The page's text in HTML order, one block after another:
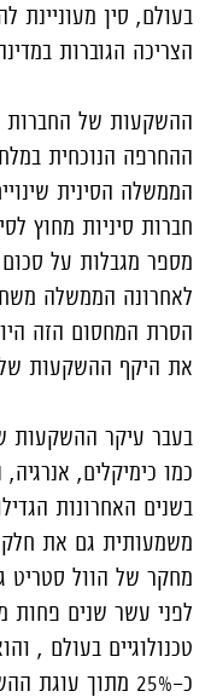
בעולם, סין מעוניינת
הצריכה הגוברות
ההשקעות של החברות
הממשלה הסינית
חברות סיניות מחוץ
מספר מגבלות על
לאחרונה הממשלה
הסרת המחסום הזה
את היקף ההשקעות של
בעבר עיקר ההשקעות
כמו כימיקלים,
בשנים האחרונות
משמעותית גם את
מחקר של הוול סטריט
טכנולוגיים בעולם ,
כ-25% מתוך